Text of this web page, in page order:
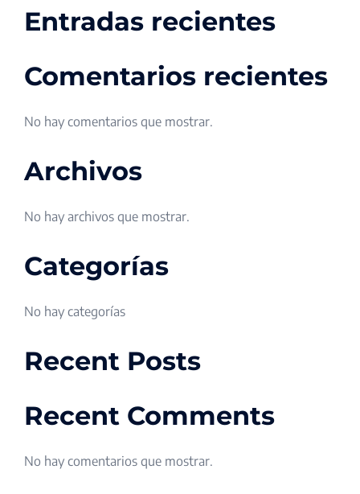
Entradas recientes
Comentarios recientes
No hay comentarios que mostrar.
Archivos
No hay archivos que mostrar.
Categorías
No hay categorías
Recent Posts
Recent Comments
No hay comentarios que mostrar.